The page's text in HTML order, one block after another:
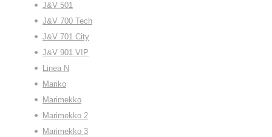
J&V 501
J&V 700 Tech
J&V 701 City
J&V 901 VIP
Linea N
Mariko
Marimekko
Marimekko 2
Marimekko 3